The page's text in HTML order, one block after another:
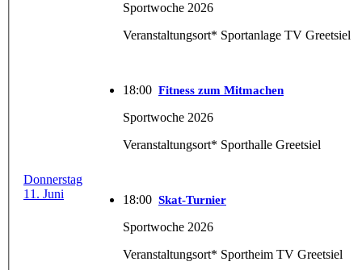
Donnerstag
11. Juni
Sportwoche 2026
Veranstaltungsort* Sportanlage TV Greetsiel
18:00 Fitness zum Mitmachen
Sportwoche 2026
Veranstaltungsort* Sporthalle Greetsiel
18:00 Skat-Turnier
Sportwoche 2026
Veranstaltungsort* Sportheim TV Greetsiel